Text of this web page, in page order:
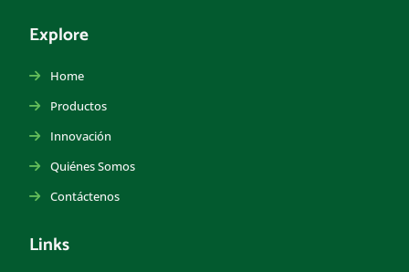
Explore
Home
Productos
Innovación
Quiénes Somos
Contáctenos
Links